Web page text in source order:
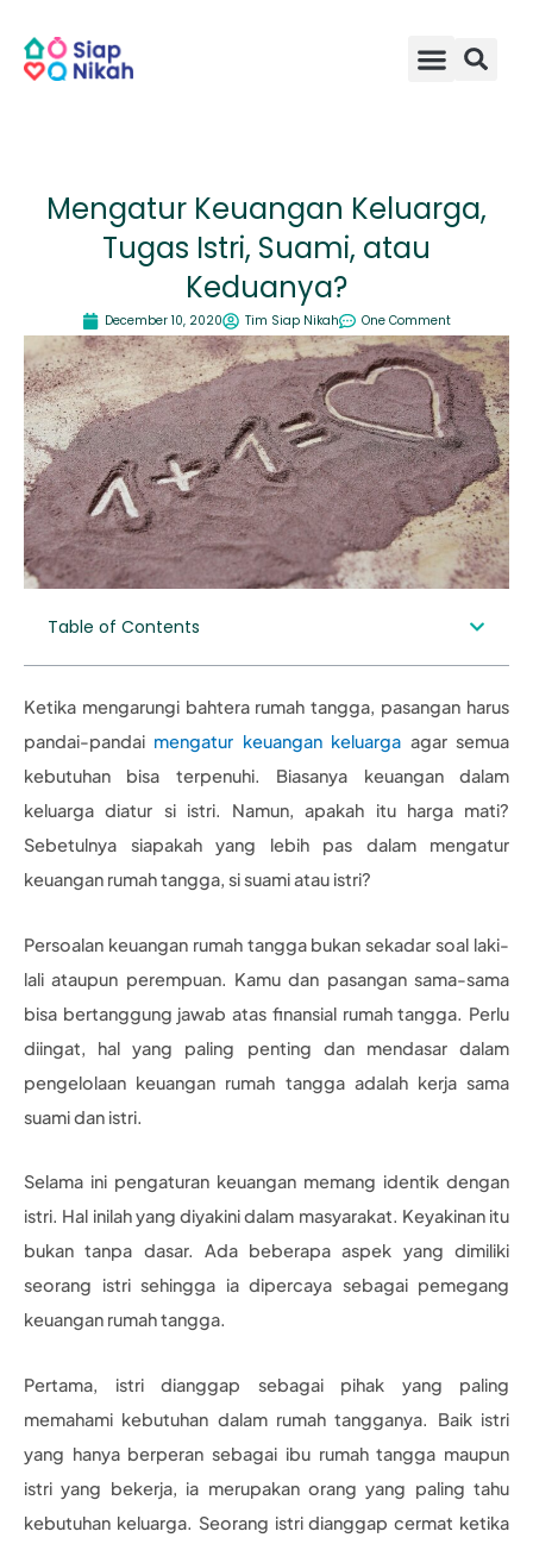
content
Mengatur Keuangan Keluarga,
Tugas Istri, Suami, atau
Keduanya?
December 10, 2020 Tim Siap Nikah One Comment
Table of Contents
Ketika mengarungi bahtera rumah tangga, pasangan harus
pandai-pandai mengatur keuangan keluarga agar semua
kebutuhan bisa terpenuhi. Biasanya keuangan dalam
keluarga diatur si istri. Namun, apakah itu harga mati?
Sebetulnya siapakah yang lebih pas dalam mengatur
keuangan rumah tangga, si suami atau istri?
Persoalan keuangan rumah tangga bukan sekadar soal laki-
lali ataupun perempuan. Kamu dan pasangan sama-sama
bisa bertanggung jawab atas finansial rumah tangga. Perlu
diingat, hal yang paling penting dan mendasar dalam
pengelolaan keuangan rumah tangga adalah kerja sama
suami dan istri.
Selama ini pengaturan keuangan memang identik dengan
istri. Hal inilah yang diyakini dalam masyarakat. Keyakinan itu
bukan tanpa dasar. Ada beberapa aspek yang dimiliki
seorang istri sehingga ia dipercaya sebagai pemegang
keuangan rumah tangga.
Pertama, istri dianggap sebagai pihak yang paling
memahami kebutuhan dalam rumah tangganya. Baik istri
yang hanya berperan sebagai ibu rumah tangga maupun
istri yang bekerja, ia merupakan orang yang paling tahu
kebutuhan keluarga. Seorang istri dianggap cermat ketika